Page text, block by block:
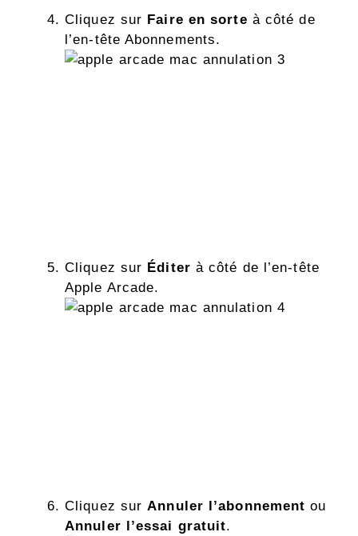
Cliquez sur Faire en sorte à côté de
l’en-tête Abonnements.
Cliquez sur Éditer à côté de l’en-tête
Apple Arcade.
Cliquez sur Annuler l’abonnement ou
Annuler l’essai gratuit.